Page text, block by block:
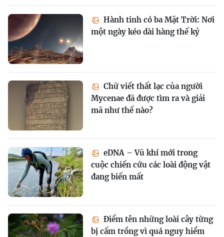
Hành tinh có ba Mặt Trời: Nơi
một ngày kéo dài hàng thế kỷ
Chữ viết thất lạc của người
Mycenae đã được tìm ra và giải
mã như thế nào?
eDNA – Vũ khí mới trong
cuộc chiến cứu các loài động vật
đang biến mất
Điểm tên những loài cây từng
bị cấm trồng vì quá nguy hiểm